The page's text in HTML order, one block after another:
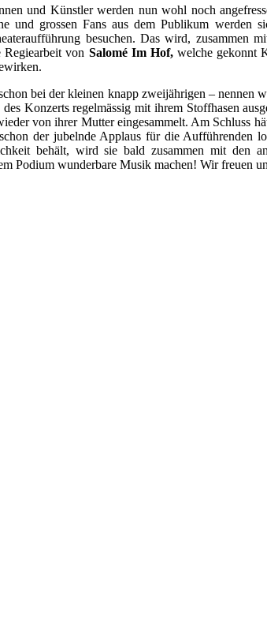
und Künstler werden nun wohl noch
und grossen Fans aus dem Publikum werden
besuchen. Das wird, zusammen
von Salomé Im Hof, welche gekonnt
bei der kleinen knapp zweijährigen – nennen
Konzerts regelmässig mit ihrem Stoffhasen
von ihrer Mutter eingesammelt. Am Schluss
der jubelnde Applaus für die Aufführenden
behält, wird sie bald zusammen mit den
Podium wunderbare Musik machen! Wir freuen